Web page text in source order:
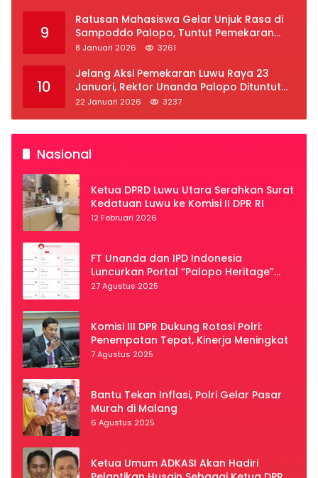
9
Ratusan Mahasiswa Gelar Unjuk Rasa di
Sampoddo Palopo, Tuntut Pemekaran
Provinsi Luwu Raya
8 Januari 2026 3261
10
Jelang Aksi Pemekaran Luwu Raya 23
Januari, Rektor Unanda Palopo Dituntut
Liburkan Mahasiswa
22 Januari 2026 3237
Nasional
Ketua DPRD Luwu Utara Serahkan Surat
Kedatuan Luwu ke Komisi II DPR RI
12 Februari 2026
FT Unanda dan IPD Indonesia
Luncurkan Portal “Palopo Heritage”
Secara Virtual
27 Agustus 2025
Komisi III DPR Dukung Rotasi Polri:
Penempatan Tepat, Kinerja Meningkat
7 Agustus 2025
Bantu Tekan Inflasi, Polri Gelar Pasar
Murah di Malang
6 Agustus 2025
Ketua Umum ADKASI Akan Hadiri